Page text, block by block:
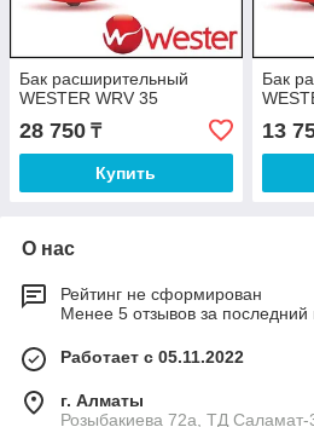
Бак расширительный
WESTER WRV 35
28 750 ₸
Купить
Бак
13
О нас
Рейтинг не сформирован
Менее 5 отзывов за последний
Работает с 05.11.2022
г. Алматы
Розыбакиева 72а, ТД Саламат-